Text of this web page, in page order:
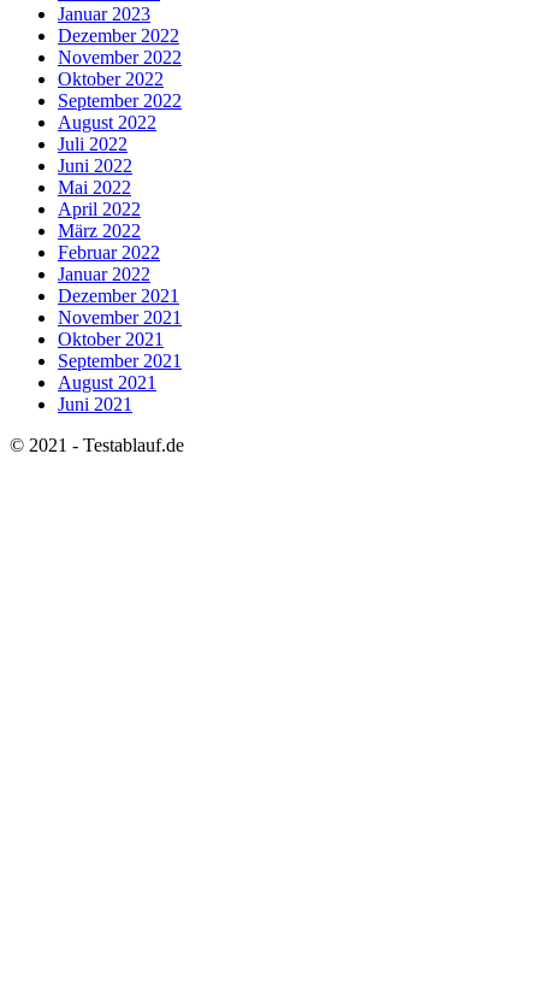
Januar 2023
Dezember 2022
November 2022
Oktober 2022
September 2022
August 2022
Juli 2022
Juni 2022
Mai 2022
April 2022
März 2022
Februar 2022
Januar 2022
Dezember 2021
November 2021
Oktober 2021
September 2021
August 2021
Juni 2021
© 2021 - Testablauf.de